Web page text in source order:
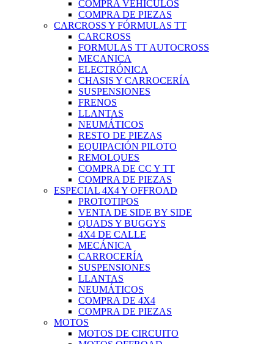
COMPRA VEHÍCULOS
COMPRA DE PIEZAS
CARCROSS Y FÓRMULAS TT
CARCROSS
FORMULAS TT AUTOCROSS
MECANICA
ELECTRÓNICA
CHASIS Y CARROCERÍA
SUSPENSIONES
FRENOS
LLANTAS
NEUMÁTICOS
RESTO DE PIEZAS
EQUIPACIÓN PILOTO
REMOLQUES
COMPRA DE CC Y TT
COMPRA DE PIEZAS
ESPECIAL 4X4 Y OFFROAD
PROTOTIPOS
VENTA DE SIDE BY SIDE
QUADS Y BUGGYS
4X4 DE CALLE
MECÁNICA
CARROCERÍA
SUSPENSIONES
LLANTAS
NEUMÁTICOS
COMPRA DE 4X4
COMPRA DE PIEZAS
MOTOS
MOTOS DE CIRCUITO